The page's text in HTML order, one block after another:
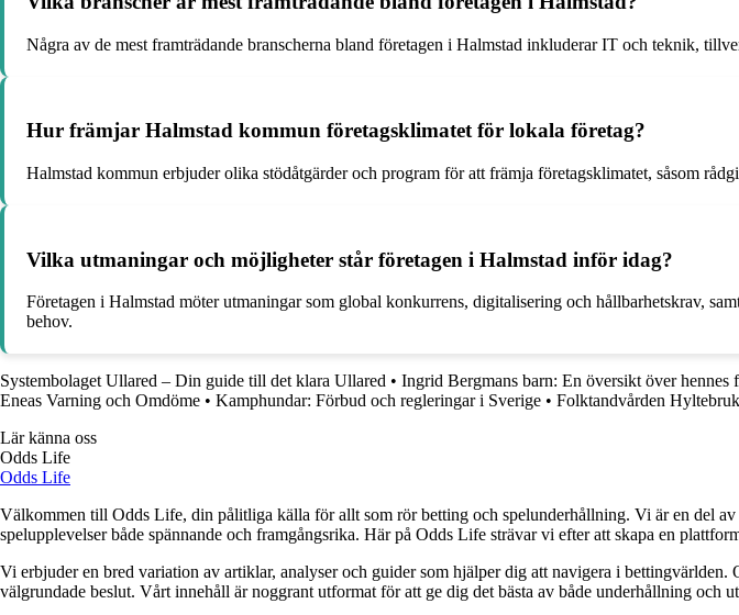
Några av de mest framträdande branscherna bland företagen i Halmstad inkluderar IT och teknik,
Hur främjar Halmstad kommun företagsklimatet för lokala företag?
Halmstad kommun erbjuder olika stödåtgärder och program för att främja företagsklimatet, såsom
Vilka utmaningar och möjligheter står företagen i Halmstad inför idag?
Företagen i Halmstad möter utmaningar som global konkurrens, digitalisering och hållbarhetskrav,
behov.
Systembolaget Ullared – Din guide till det klara Ullared • Ingrid Bergmans barn: En översikt över hennes
Eneas Varning och Omdöme • Kamphundar: Förbud och regleringar i Sverige • Folktandvården Hyltebruk
Lär känna oss
Odds Life
Odds Life
Välkommen till Odds Life, din pålitliga källa för allt som rör betting och spelunderhållning. Vi är en del
spelupplevelser både spännande och framgångsrika. Här på Odds Life strävar vi efter att skapa en
Vi erbjuder en bred variation av artiklar, analyser och guider som hjälper dig att navigera i
välgrundade beslut. Vårt innehåll är noggrant utformat för att ge dig det bästa av både underhållning och